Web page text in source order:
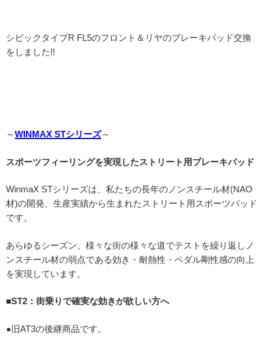
シビックタイプR FL5のフロント＆リヤのブレーキパッド交換
をしました!!
～WINMAX STシリーズ～
スポーツフィーリングを実現したストリート用ブレーキパッド
WinmaX STシリーズは、私たちの長年のノンスチール材(NAO
材)の開発、生産実績から生まれたストリート用スポーツパッド
です。
あらゆるシーズン、様々な街の様々な道でテストを繰り返しノ
ンスチール材の弱点である効き・耐熱性・ペダル剛性感の向上
を実現しています。
■ST2：街乗りで確実な効きが欲しい方へ
●旧AT3の後継商品です。